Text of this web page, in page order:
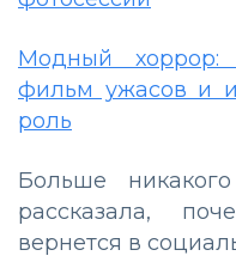
Модный хоррор:
фильм ужасов и
роль
Больше
рассказала,
вернется в